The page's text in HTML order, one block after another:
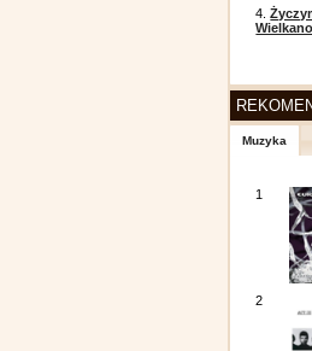
4.
Muzyka
1
2